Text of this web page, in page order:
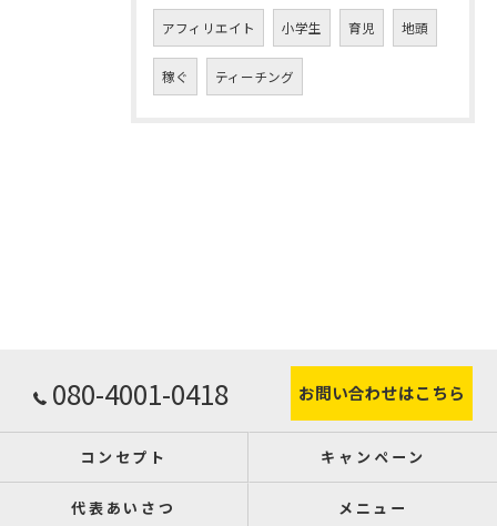
アフィリエイト 小学生 育児 地頭
稼ぐ ティーチング
080-4001-0418 お問い合わせはこちら
コンセプト キャンペーン
代表あいさつ メニュー